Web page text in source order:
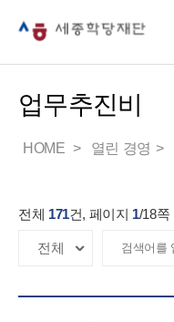
업무추진비
HOME 열린 경영
전체 171건, 페이지 1/18쪽